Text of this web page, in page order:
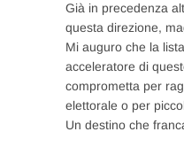
Già in precedenza
questa direzione,
Mi auguro che la
acceleratore di
comprometta per
elettorale o per
Un destino che